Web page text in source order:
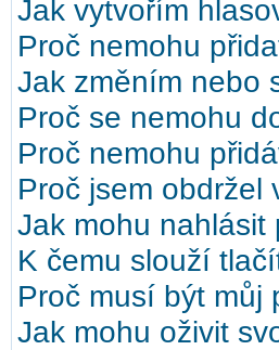
Jak vytvořím
Proč nemohu
Jak změním nebo
Proč se nemohu
Proč nemohu
Proč jsem obdržel
Jak mohu nahlásit
K čemu slouží
Proč musí být můj
Jak mohu oživit